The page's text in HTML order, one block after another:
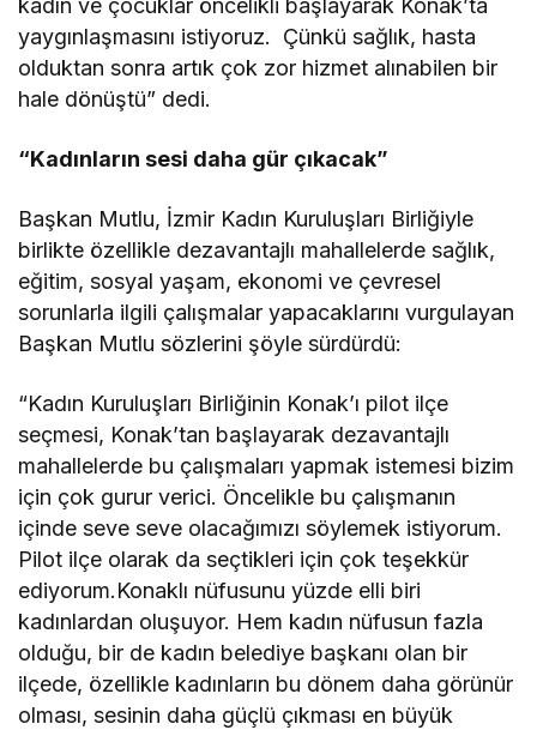
kadın ve çocuklar öncelikli başlayarak Konak’ta
yaygınlaşmasını istiyoruz. Çünkü sağlık, hasta
olduktan sonra artık çok zor hizmet alınabilen bir
hale dönüştü” dedi.
“Kadınların sesi daha gür çıkacak”
Başkan Mutlu, İzmir Kadın Kuruluşları Birliğiyle
birlikte özellikle dezavantajlı mahallelerde sağlık,
eğitim, sosyal yaşam, ekonomi ve çevresel
sorunlarla ilgili çalışmalar yapacaklarını vurgulayan
Başkan Mutlu sözlerini şöyle sürdürdü:
“Kadın Kuruluşları Birliğinin Konak’ı pilot ilçe
seçmesi, Konak’tan başlayarak dezavantajlı
mahallelerde bu çalışmaları yapmak istemesi bizim
için çok gurur verici. Öncelikle bu çalışmanın
içinde seve seve olacağımızı söylemek istiyorum.
Pilot ilçe olarak da seçtikleri için çok teşekkür
ediyorum.Konaklı nüfusunu yüzde elli biri
kadınlardan oluşuyor. Hem kadın nüfusun fazla
olduğu, bir de kadın belediye başkanı olan bir
ilçede, özellikle kadınların bu dönem daha görünür
olması, sesinin daha güçlü çıkması en büyük